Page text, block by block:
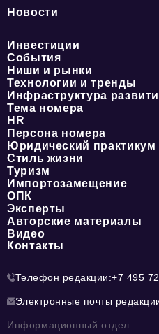
Новости
Инвестиции
События
Ниши и рынки
Технологии и тренды
Инфраструктура
Тема номера
HR
Персона номера
Юридический практикум
Стиль жизни
Туризм
Импортозамещение
ОПК
Эксперты
Авторские материалы
Видео
Контакты
Телефон редакции:+7 495
Электронные почты
Информационный отдел